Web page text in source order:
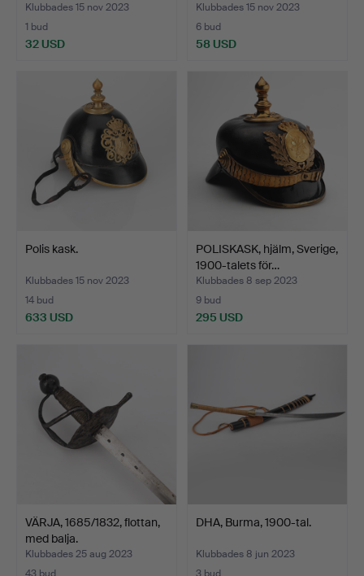
Klubbades 15 nov 2023
1 bud
32 USD
Klubbades 15 nov 2023
6 bud
58 USD
Polis kask.
Klubbades 15 nov 2023
14 bud
633 USD
POLISKASK, hjälm, Sverige,
1900-talets för…
Klubbades 8 sep 2023
9 bud
295 USD
VÄRJA, 1685/1832, flottan,
med balja.
Klubbades 25 aug 2023
DHA, Burma, 1900-tal.
Klubbades 8 jun 2023